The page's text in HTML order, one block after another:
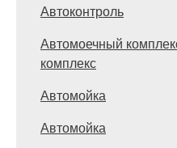
Автоконтроль
Автомоечный
комплекс
Автомойка
Автомойка